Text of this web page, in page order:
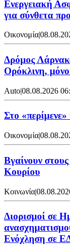
Ενεργειακή
για σύνθετα
Οικονομία|
Δρόμος
Ορόκλινη,
Auto|08.08.2026
Στο
Οικονομία|
Βγαίνουν
Κουρίου
Κοινωνία|
Διορισμοί σε
Ενόχληση σε